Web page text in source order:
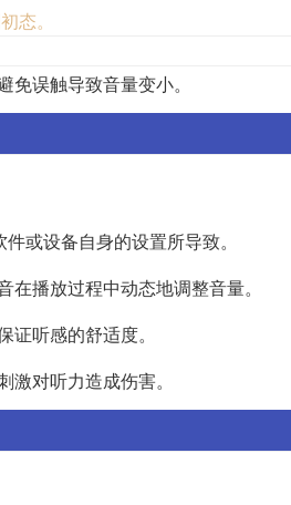
态。
误触导致音量变小。
或设备自身的设置所导致。
播放过程中动态地调整音量。
听感的舒适度。
对听力造成伤害。